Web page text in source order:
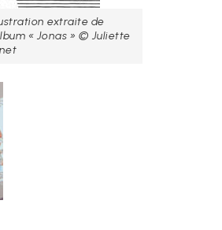
extraite de
« Jonas » © Juliette